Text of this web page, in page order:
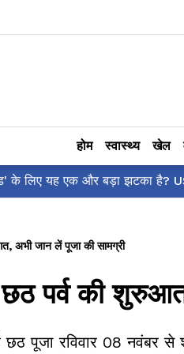
होम स्वास्थ्य खेल
आलिया भट्ट का मज़ेदार
अभी जान लें पूजा की सामग्री
पर्व की
छठ पूजा रविवार 08 नवंबर